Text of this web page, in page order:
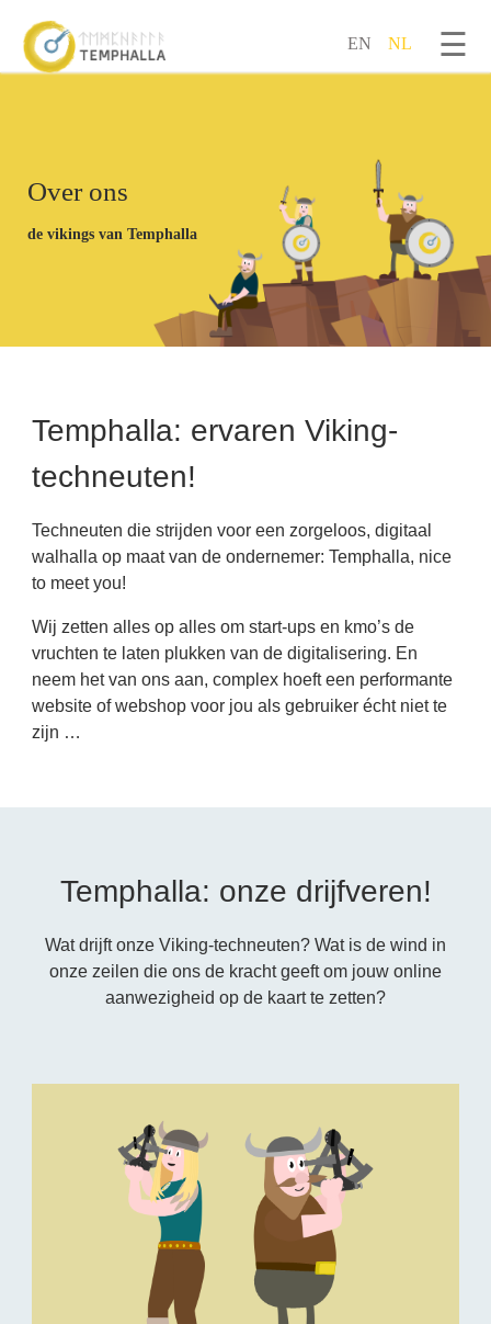
☰
EN NL
Over ons
de vikings van Temphalla
Temphalla: ervaren Viking-
techneuten!
Techneuten die strijden voor een zorgeloos, digitaal
walhalla op maat van de ondernemer: Temphalla, nice
to meet you!
Wij zetten alles op alles om start-ups en kmo’s de
vruchten te laten plukken van de digitalisering. En
neem het van ons aan, complex hoeft een performante
website of webshop voor jou als gebruiker écht niet te
zijn …
Temphalla: onze drijfveren!
Wat drijft onze Viking-techneuten? Wat is de wind in
onze zeilen die ons de kracht geeft om jouw online
aanwezigheid op de kaart te zetten?